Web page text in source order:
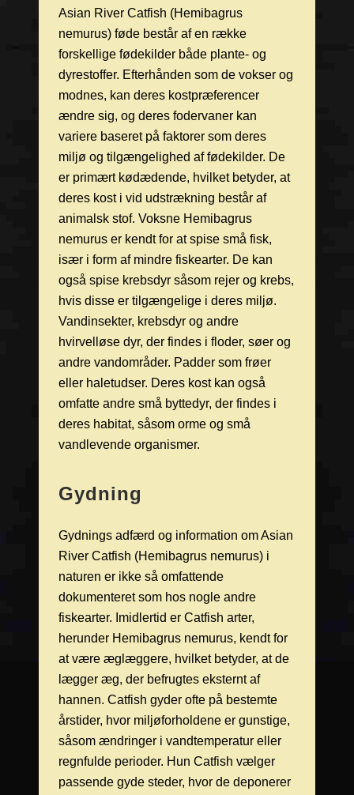
Asian River Catfish (Hemibagrus
nemurus) føde består af en række
forskellige fødekilder både plante- og
dyrestoffer. Efterhånden som de vokser og
modnes, kan deres kostpræferencer
ændre sig, og deres fodervaner kan
variere baseret på faktorer som deres
miljø og tilgængelighed af fødekilder. De
er primært kødædende, hvilket betyder, at
deres kost i vid udstrækning består af
animalsk stof. Voksne Hemibagrus
nemurus er kendt for at spise små fisk,
især i form af mindre fiskearter. De kan
også spise krebsdyr såsom rejer og krebs,
hvis disse er tilgængelige i deres miljø.
Vandinsekter, krebsdyr og andre
hvirvelløse dyr, der findes i floder, søer og
andre vandområder. Padder som frøer
eller haletudser. Deres kost kan også
omfatte andre små byttedyr, der findes i
deres habitat, såsom orme og små
vandlevende organismer.
Gydning
Gydnings adfærd og information om Asian
River Catfish (Hemibagrus nemurus) i
naturen er ikke så omfattende
dokumenteret som hos nogle andre
fiskearter. Imidlertid er Catfish arter,
herunder Hemibagrus nemurus, kendt for
at være æglæggere, hvilket betyder, at de
lægger æg, der befrugtes eksternt af
hannen. Catfish gyder ofte på bestemte
årstider, hvor miljøforholdene er gunstige,
såsom ændringer i vandtemperatur eller
regnfulde perioder. Hun Catfish vælger
passende gyde steder, hvor de deponerer